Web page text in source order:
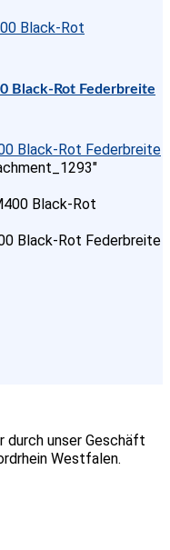
Black-Rot Federbreite
Black-Rot Federbreite
Black-Rot Federbreite
durch unser Geschäft
Westfalen.